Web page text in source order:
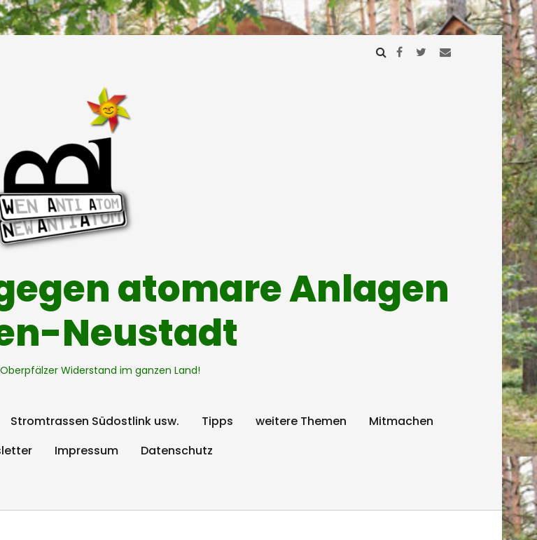
atomare Anlagen
Neustadt
Oberpfälzer Widerstand im ganzen Land!
Stromtrassen Südostlink usw. Tipps weitere Themen
Mitmachen
Impressum Datenschutz